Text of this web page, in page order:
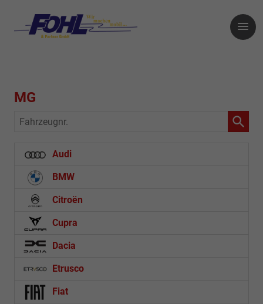
MG
Fahrzeugnr.
Audi
BMW
Citroën
Cupra
Dacia
Etrusco
Fiat